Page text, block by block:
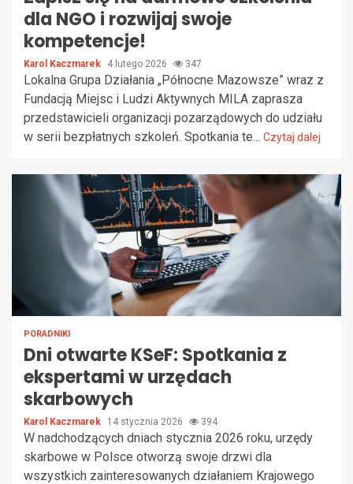
dla NGO i rozwijaj swoje
kompetencje!
Karol Kaczmarek 4 lutego 2026 347
Lokalna Grupa Działania „Północne Mazowsze” wraz z
Fundacją Miejsc i Ludzi Aktywnych MILA zaprasza
przedstawicieli organizacji pozarządowych do udziału
w serii bezpłatnych szkoleń. Spotkania te... Czytaj dalej
PORADNIKI
Dni otwarte KSeF: Spotkania z
ekspertami w urzędach
skarbowych
Karol Kaczmarek 14 stycznia 2026 394
W nadchodzących dniach stycznia 2026 roku, urzędy
skarbowe w Polsce otworzą swoje drzwi dla
wszystkich zainteresowanych działaniem Krajowego